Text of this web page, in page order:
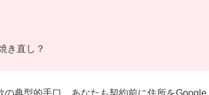
き直し？
典型的手口。あなたも契約前に住所をGoogle